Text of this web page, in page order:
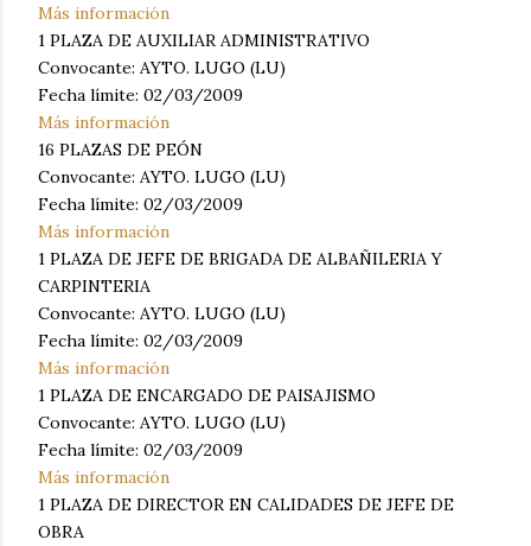
Más información
1 PLAZA DE AUXILIAR ADMINISTRATIVO
Convocante: AYTO. LUGO (LU)
Fecha límite: 02/03/2009
Más información
16 PLAZAS DE PEÓN
Convocante: AYTO. LUGO (LU)
Fecha límite: 02/03/2009
Más información
1 PLAZA DE JEFE DE BRIGADA DE ALBAÑILERIA Y
CARPINTERIA
Convocante: AYTO. LUGO (LU)
Fecha límite: 02/03/2009
Más información
1 PLAZA DE ENCARGADO DE PAISAJISMO
Convocante: AYTO. LUGO (LU)
Fecha límite: 02/03/2009
Más información
1 PLAZA DE DIRECTOR EN CALIDADES DE JEFE DE
OBRA